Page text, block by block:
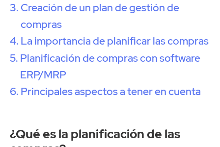
Creación de un plan de gestión de
compras
La importancia de planificar las compras
Planificación de compras con software
ERP/MRP
Principales aspectos a tener en cuenta
¿Qué es la planificación de las